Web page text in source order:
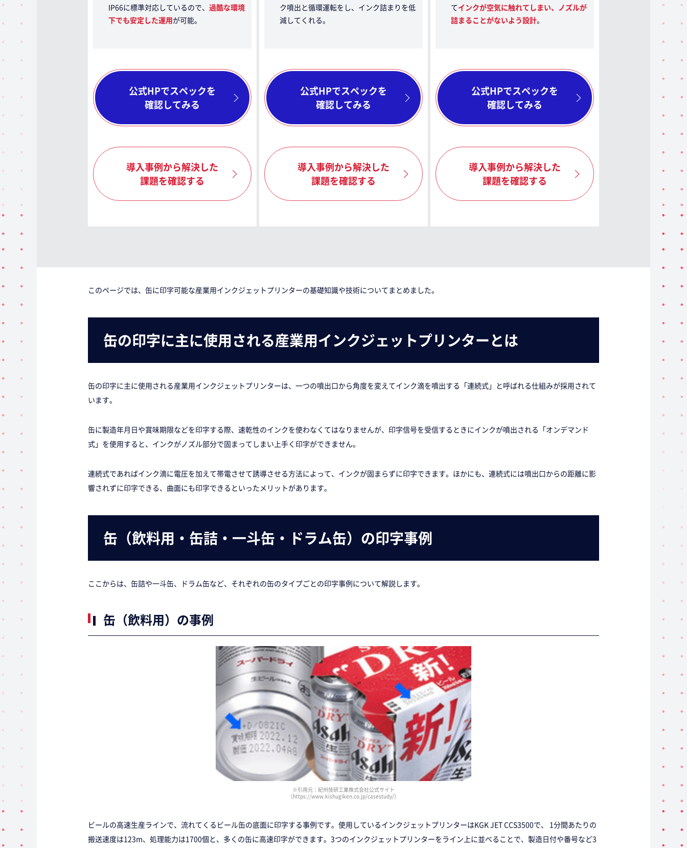
IP66に標準対応しているので、 過酷な環境
下でも安定した運用が可能。
公式HPでスペックを
確認してみる
導入事例から解決した
課題を確認する
ク噴出と循環運転をし、インク詰まりを低
減してくれる。
公式HPでスペックを
確認してみる
導入事例から解決した
課題を確認する
てインクが空気に触れてしまい、ノズルが
詰まることがないよう設計。
公式HPでスペックを
確認してみる
導入事例から解決した
課題を確認する
このページでは、缶に印字可能な産業用インクジェットプリンターの基礎知識や技術についてまとめました。
缶の印字に主に使用される産業用インクジェットプリンターとは
缶の印字に主に使用される産業用インクジェットプリンターは、一つの噴出口から角度を変えてインク滴を噴出する「連続式」と呼ばれる仕組みが採用されて
います。
缶に製造年月日や賞味期限などを印字する際、速乾性のインクを使わなくてはなりませんが、印字信号を受信するときにインクが噴出される「オンデマンド
式」を使用すると、インクがノズル部分で固まってしまい上手く印字ができません。
連続式であればインク滴に電圧を加えて帯電させて誘導させる方法によって、インクが固まらずに印字できます。ほかにも、連続式には噴出口からの距離に影
響されずに印字できる、曲面にも印字できるといったメリットがあります。
缶（飲料用・缶詰・一斗缶・ドラム缶）の印字事例
ここからは、缶詰や一斗缶、ドラム缶など、それぞれの缶のタイプごとの印字事例について解説します。
缶（飲料用）の事例
※引用元：紀州技研工業株式会社公式サイト
（https://www.kishugiken.co.jp/casestudy/）
ビールの高速生産ラインで、流れてくるビール缶の底面に印字する事例です。使用しているインクジェットプリンターはKGK JET CCS3500で、 1分間あたりの
搬送速度は123m、処理能力は1700個と、多くの缶に高速印字ができます。3つのインクジェットプリンターをライン上に並べることで、製造日付や番号など3